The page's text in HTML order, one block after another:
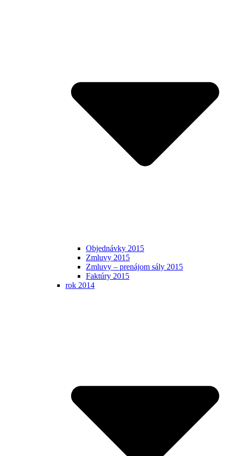
Objednávky 2015
Zmluvy 2015
Zmluvy – prenájom sály 2015
Faktúry 2015
rok 2014